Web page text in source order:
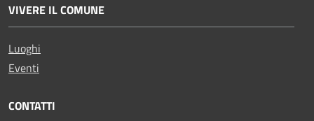
VIVERE IL COMUNE
Luoghi
Eventi
CONTATTI